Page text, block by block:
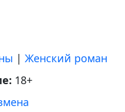
| Женский роман
18+